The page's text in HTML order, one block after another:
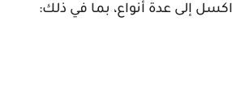
إلى عدة أنواع، بما في ذلك: